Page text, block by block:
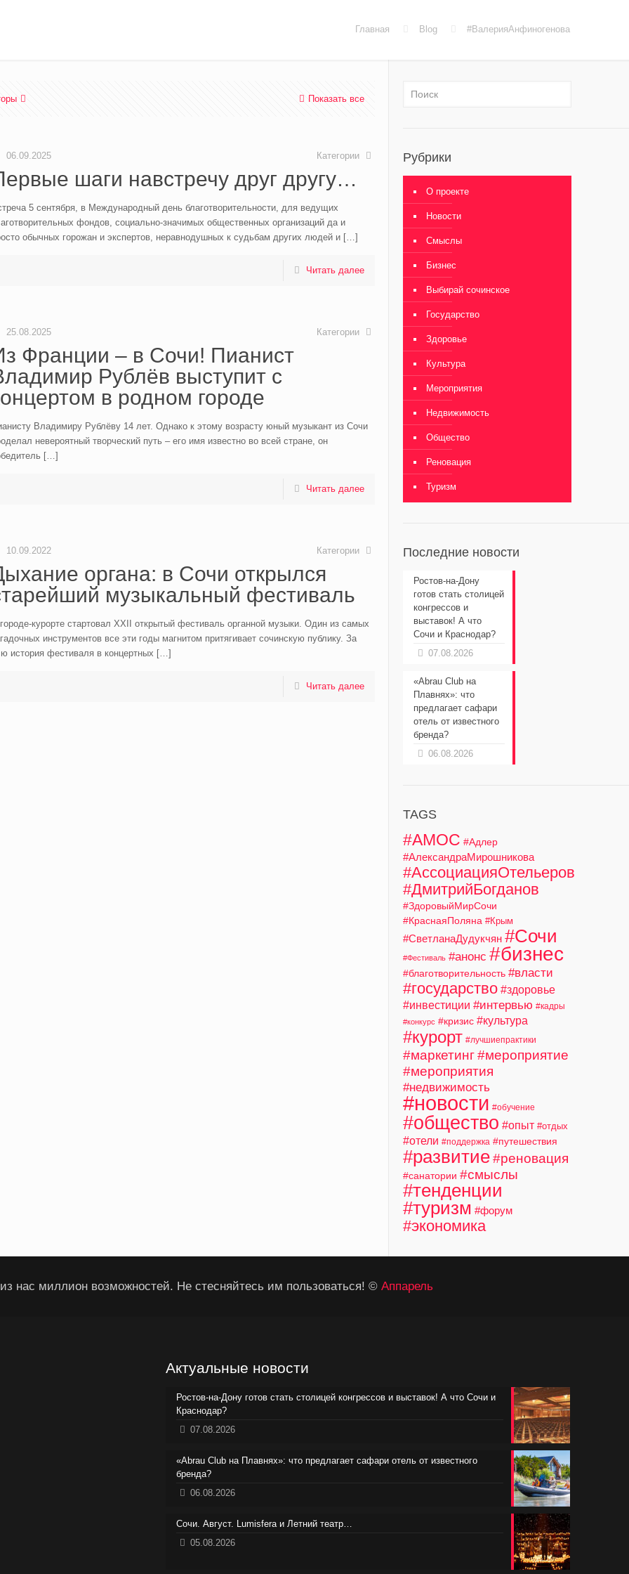
Главная Blog #ВалерияАнфиногенова
Показать все
06.09.2025 Категории
шаги навстречу друг другу…
5 сентября, в Международный день благотворительности, для ведущих
фондов, социально-значимых общественных организаций да и
обычных горожан и экспертов, неравнодушных к судьбам других людей и[…]
Читать далее
25.08.2025 Категории
Франции – в Сочи! Пианист
Рублёв выступит с
в родном городе
Владимиру Рублёву 14 лет. Однако к этому возрасту юный музыкант из Сочи
невероятный творческий путь – его имя известно во всей стране, он
[…]
Читать далее
10.09.2022 Категории
органа: в Сочи открылся
музыкальный фестиваль
курорте стартовал XXII открытый фестиваль органной музыки. Один из самых
инструментов все эти годы магнитом притягивает сочинскую публику. За
история фестиваля в концертных […]
Читать далее
Рубрики
О проекте
Новости
Смыслы
Бизнес
Выбирай сочинское
Государство
Здоровье
Культура
Мероприятия
Недвижимость
Общество
Реновация
Туризм
Последние новости
Ростов-на-Дону
готов стать столицей
конгрессов и
выставок! А что
Сочи и Краснодар?
07.08.2026
«Abrau Club на
Плавнях»: что
предлагает сафари
отель от известного
бренда?
06.08.2026
TAGS
#АМОС #Адлер
#АлександраМирошникова
#АссоциацияОтельеров
#ДмитрийБогданов
#ЗдоровыйМирСочи
#КраснаяПоляна #Крым
#СветланаДудукчян #Сочи
#Фестиваль #анонс #бизнес
#благотворительность #власти
#государство #здоровье
#инвестиции #интервью #кадры
#конкурс #кризис #культура
#курорт #лучшиепрактики
#маркетинг #мероприятие
#мероприятия
#недвижимость
#новости #обучение
#общество #опыт #отдых
#отели #поддержка #путешествия
#развитие #реновация
#санатории #смыслы
#тенденции
#туризм #форум
#экономика
нас миллион возможностей. Не стесняйтесь им пользоваться! © Аппарель
Актуальные новости
Ростов-на-Дону готов стать столицей конгрессов и выставок! А что Сочи и
Краснодар?
07.08.2026
«Abrau Club на Плавнях»: что предлагает сафари отель от известного
бренда?
06.08.2026
Сочи. Август. Lumisfera и Летний театр…
05.08.2026